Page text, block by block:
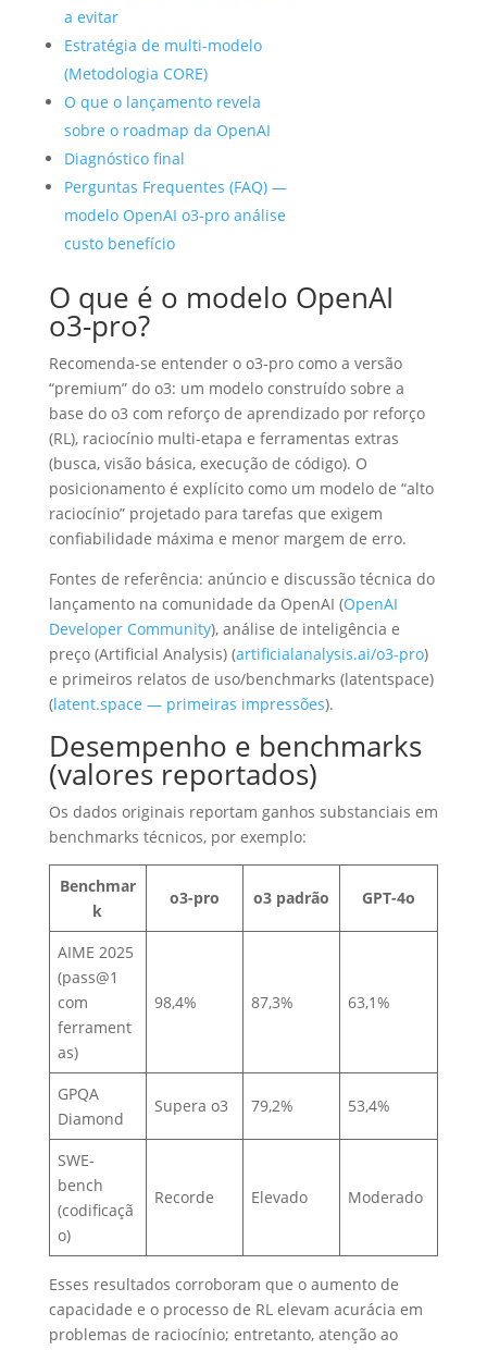
a evitar
Estratégia de multi-modelo
(Metodologia CORE)
O que o lançamento revela
sobre o roadmap da OpenAI
Diagnóstico final
Perguntas Frequentes (FAQ) —
modelo OpenAI o3-pro análise
custo benefício
O que é o modelo OpenAI
o3-pro?
Recomenda-se entender o o3-pro como a versão
“premium” do o3: um modelo construído sobre a
base do o3 com reforço de aprendizado por reforço
(RL), raciocínio multi-etapa e ferramentas extras
(busca, visão básica, execução de código). O
posicionamento é explícito como um modelo de “alto
raciocínio” projetado para tarefas que exigem
confiabilidade máxima e menor margem de erro.
Fontes de referência: anúncio e discussão técnica do
lançamento na comunidade da OpenAI (OpenAI
Developer Community), análise de inteligência e
preço (Artificial Analysis) (artificialanalysis.ai/o3-pro)
e primeiros relatos de uso/benchmarks (latentspace)
(latent.space — primeiras impressões).
Desempenho e benchmarks
(valores reportados)
Os dados originais reportam ganhos substanciais em
benchmarks técnicos, por exemplo:
Benchmar
k
o3-pro o3 padrão GPT-4o
AIME 2025
(pass@1
com
ferrament
as)
98,4% 87,3% 63,1%
GPQA
Diamond
Supera o3 79,2% 53,4%
SWE-
bench
(codificaçã
o)
Recorde Elevado Moderado
Esses resultados corroboram que o aumento de
capacidade e o processo de RL elevam acurácia em
problemas de raciocínio; entretanto, atenção ao